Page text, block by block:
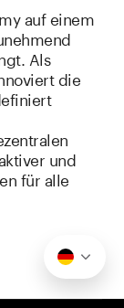
auf einem
Als
die
und
für alle